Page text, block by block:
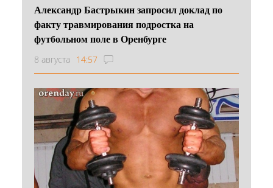
Александр Бастрыкин запросил доклад по
факту травмирования подростка на
футбольном поле в Оренбурге
8 августа 14:57